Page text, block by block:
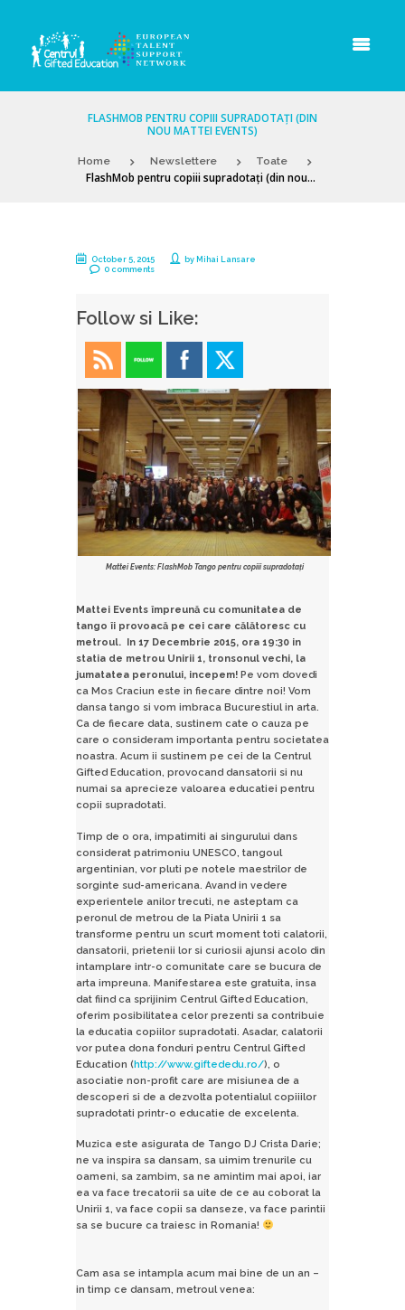
FLASHMOB PENTRU COPIII SUPRADOTAȚI (DIN
NOU MATTEI EVENTS)
Home Newslettere Toate
FlashMob pentru copiii supradotați (din nou...
October 5, 2015 by Mihai Lansare
0 comments
Follow si Like:
Mattei Events: FlashMob Tango pentru copiii supradotați
Mattei Events împreună cu comunitatea de
tango îi provoacă pe cei care călătoresc cu
metroul. In 17 Decembrie 2015, ora 19:30 in
statia de metrou Unirii 1, tronsonul vechi, la
jumatatea peronului, incepem! Pe vom dovedi
ca Mos Craciun este in fiecare dintre noi! Vom
dansa tango si vom imbraca Bucurestiul in arta.
Ca de fiecare data, sustinem cate o cauza pe
care o consideram importanta pentru societatea
noastra. Acum ii sustinem pe cei de la Centrul
Gifted Education, provocand dansatorii si nu
numai sa aprecieze valoarea educatiei pentru
copii supradotati.
Timp de o ora, impatimiti ai singurului dans
considerat patrimoniu UNESCO, tangoul
argentinian, vor pluti pe notele maestrilor de
sorginte sud-americana. Avand in vedere
experientele anilor trecuti, ne asteptam ca
peronul de metrou de la Piata Unirii 1 sa
transforme pentru un scurt moment toti calatorii,
dansatorii, prietenii lor si curiosii ajunsi acolo din
intamplare intr-o comunitate care se bucura de
arta impreuna. Manifestarea este gratuita, insa
dat fiind ca sprijinim Centrul Gifted Education,
oferim posibilitatea celor prezenti sa contribuie
la educatia copiilor supradotati. Asadar, calatorii
vor putea dona fonduri pentru Centrul Gifted
Education (http://www.giftededu.ro/), o
asociatie non-profit care are misiunea de a
descoperi si de a dezvolta potentialul copiiilor
supradotati printr-o educatie de excelenta.
Muzica este asigurata de Tango DJ Crista Darie;
ne va inspira sa dansam, sa uimim trenurile cu
oameni, sa zambim, sa ne amintim mai apoi, iar
ea va face trecatorii sa uite de ce au coborat la
Unirii 1, va face copii sa danseze, va face parintii
sa se bucure ca traiesc in Romania!
Cam asa se intampla acum mai bine de un an –
in timp ce dansam, metroul venea: